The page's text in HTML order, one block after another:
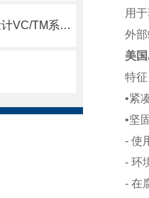
德国KRACHT克拉克流量计VC/TM系列说明
用
外
美
特征
•紧
•坚
- 使
- 环
- 在